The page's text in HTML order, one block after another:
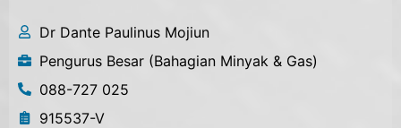
Dr Dante Paulinus Mojiun
Pengurus Besar (Bahagian Minyak & Gas)
088-727 025
915537-V